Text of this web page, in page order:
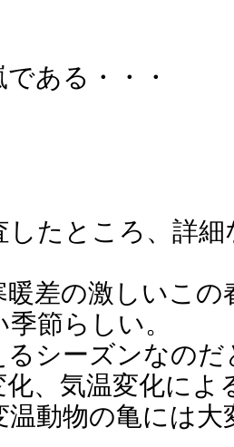
ある・・・
したところ、詳
暖差の激しいこ
節らしい。
るシーズンなのだ
化、気温変化に
温動物の亀には